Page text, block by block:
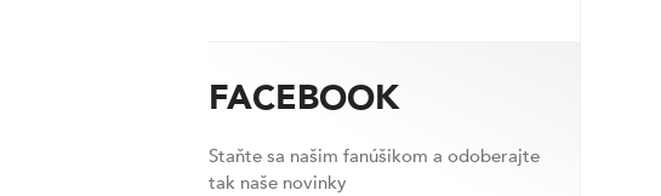
FACEBOOK
Staňte sa našim fanúšikom a odoberajte
tak naše novinky